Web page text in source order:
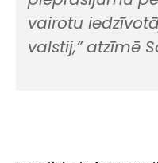
vairotu
valstij,”atzīmē